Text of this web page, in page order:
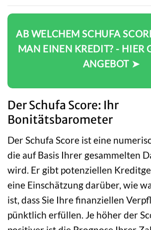
AB WELCHEM SCHUFA
MAN EINEN KREDIT? - HIER
ANGEBOT ➤
Der Schufa Score: Ihr
Bonitätsbarometer
Der Schufa Score ist eine
die auf Basis Ihrer gesammelten
wird. Er gibt potenziellen
eine Einschätzung darüber, wie
ist, dass Sie Ihre finanziellen
pünktlich erfüllen. Je höher der